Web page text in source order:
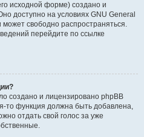
исходной форме) создано и
доступно на условиях GNU General
свободно распространяться.
перейдите по ссылке
создано и лицензировано phpBB
то функция должна быть добавлена,
отдать свой голос за уже